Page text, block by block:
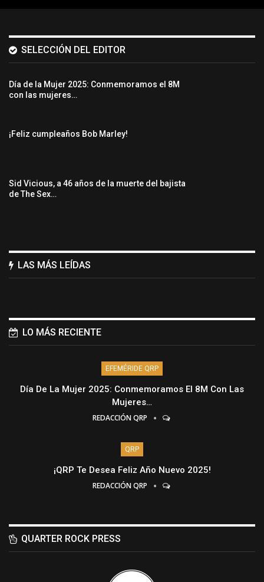
SELECCIÓN DEL EDITOR
Día de la Mujer 2025: Conmemoramos el 8M
con las mujeres…
¡Feliz cumpleaños Bob Marley!
Sid Vicious, a 46 años de la muerte del bajista
de The Sex…
LAS MÁS LEÍDAS
LO MÁS RECIENTE
EFEMÉRIDE QRP
Día De La Mujer 2025: Conmemoramos El 8M Con Las
Mujeres…
REDACCIÓN QRP
QRP
¡QRP Te Desea Feliz Año Nuevo 2025!
REDACCIÓN QRP
QUARTER ROCK PRESS